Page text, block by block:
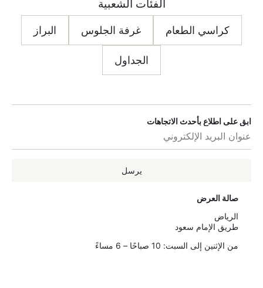
الفئات الشعبية
كراسي الطعام غرفة الجلوس البراز
الجداول
ابق على اطلاع بأحدث الاتجاهات
يرسل
صالة العرض
الرياض
طريق الإمام سعود
من الإثنين إلى السبت: 10 صباحًا – 6 مساءً